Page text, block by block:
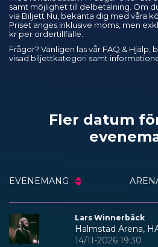
samt möjlighet till delbetalning. Om
via Biljett Nu, bekanta dig med våra
Priset anges inklusive moms, men
kr per ordertillfälle.
Frågor? Vänligen läs vår FAQ & Hjälp,
visad biljettkategori samt
Fler datum
EVENEMANG
Lars Winnerbäck
Halmstad Arena,
14/11-2026 19:30